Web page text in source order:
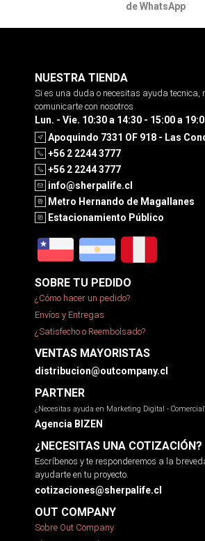
de WhatsApp
NUESTRA TIENDA
Si es una duda o necesitas ayuda tecnica,
comunicarte con nosotros
Lun. - Vie. 10:30 a 14:30 - 15:00 a
Apoquindo 7331 OF 918 - Las
+56 2 2244 3777
+56 2 2244 3777
info@sherpalife.cl
Metro Hernando de Magallanes
Estacionamiento Público
SOBRE TU PEDIDO
¿Cómo hacer un pedido?
Envíos y Entregas
¿Satisfecho o Reembolsado?
VENTAS MAYORISTAS
distribucion@outcompany.cl
PARTNER
¿Necesitas ayuda en Marketing Digital -
Agencia BIZEN
¿NECESITAS UNA COTIZACIÓN?
Escríbenos y te responderemos a la
ayudarte en tu proyecto.
cotizaciones@sherpalife.cl
OUT COMPANY
Sobre Out Company